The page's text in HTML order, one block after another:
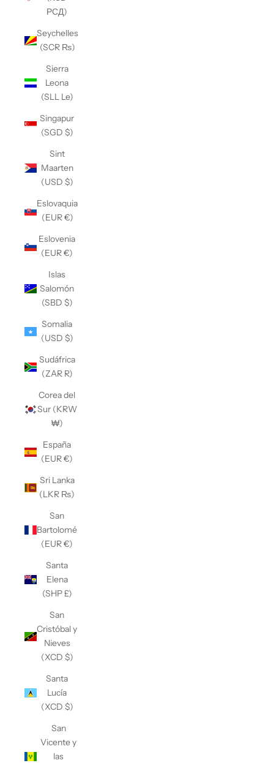
РСД)
Seychelles
(SCR ₨)
Sierra
Leona
(SLL Le)
Singapur
(SGD $)
Sint
Maarten
(USD $)
Eslovaquia
(EUR €)
Eslovenia
(EUR €)
Islas
Salomón
(SBD $)
Somalia
(USD $)
Sudáfrica
(ZAR R)
Corea del
Sur (KRW
₩)
España
(EUR €)
Sri Lanka
(LKR ₨)
San
Bartolomé
(EUR €)
Santa
Elena
(SHP £)
San
Cristóbal y
Nieves
(XCD $)
Santa
Lucía
(XCD $)
San
Vicente y
las